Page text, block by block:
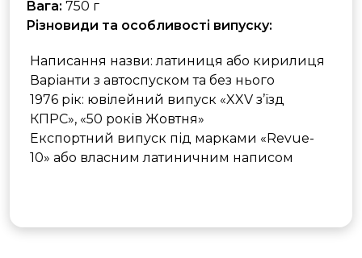
Вага: 750 г
Різновиди та особливості випуску:
Написання назви: латиниця або кирилиця
Варіанти з автоспуском та без нього
1976 рік: ювілейний випуск «XXV з’їзд
КПРС», «50 років Жовтня»
Експортний випуск під марками «Revue-
10» або власним латиничним написом